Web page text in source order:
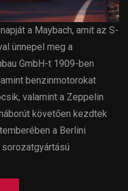
a Maybach, amit az S-
ünnepel meg a
GmbH-t 1909-ben
benzinmotorokat
valamint a Zeppelin
követően kezdtek
a Berlini